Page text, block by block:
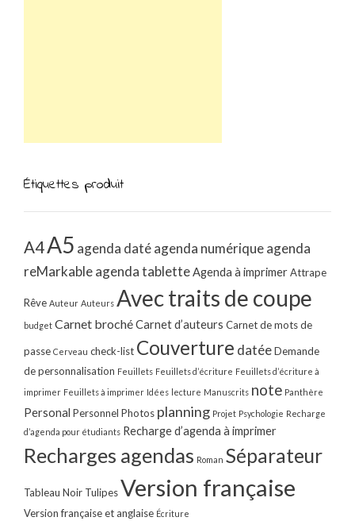
Étiquettes produit
A4A5 agenda datéagenda numériqueagenda
reMarkableagenda tabletteAgenda à imprimerAttrape
Rêve Auteur Auteurs Avec traits de coupe
budget Carnet brochéCarnet d’auteurs Carnet de mots de
passe Cerveau check-list Couverture datéeDemande
de personnalisation Feuillets Feuillets d’écriture Feuillets d’écriture à
imprimer Feuillets à imprimer Idées lecture Manuscrits note Panthère
Personal Personnel Photos planning Projet Psychologie Recharge
d’agenda pour étudiants Recharge d’agenda à imprimer
Recharges agendas Roman Séparateur
Tableau Noir TulipesVersion française
Version française et anglaise Écriture